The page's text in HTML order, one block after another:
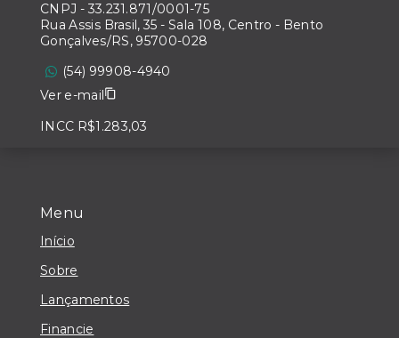
Menu
Início
Sobre
Lançamentos
Financie
CNPJ - 33.231.871/0001-75
Rua Assis Brasil, 35 - Sala 108, Centro - Bento
Gonçalves/RS, 95700-028
(54) 99908-4940
Ver e-mail
INCC R$1.283,03